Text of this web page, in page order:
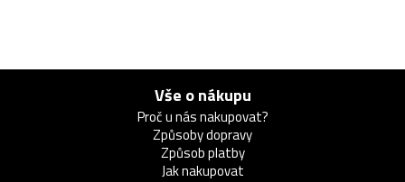
Vše o nákupu
Proč u nás nakupovat?
Způsoby dopravy
Způsob platby
Jak nakupovat